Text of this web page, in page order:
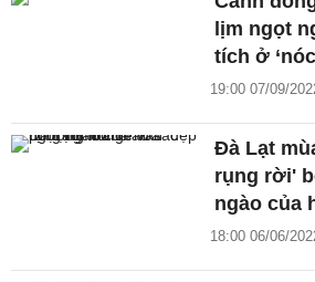
lịm ngọt
tích ở
19:00 07/09/
Đà Lạt
rụng rời'
ngào của
18:00 06/06/